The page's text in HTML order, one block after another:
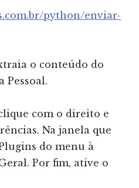
python/enviar-
o conteúdo do
Pessoal.
com o direito e
Na janela que
do menu à
Por fim, ative o